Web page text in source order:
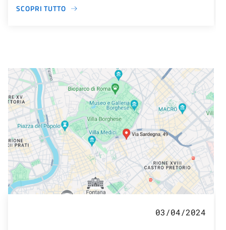
SCOPRI TUTTO
03/04/2024